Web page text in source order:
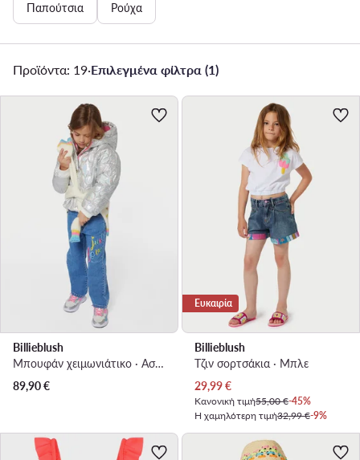
Παπούτσια Ρούχα
Προϊόντα: 19·Επιλεγμένα φίλτρα (1)
Billieblush
Μπουφάν χειμωνιάτικο · Ασημί
89,90€
Ευκαιρία
Billieblush
Τζιν σορτσάκια · Μπλε
Τρέχουσα τιμή
29,99€
Κανονική τιμή55,00 €-45%
Η χαμηλότερη τιμή32,99 €-9%